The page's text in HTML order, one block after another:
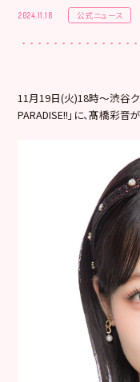
2024.11.18 公式ニュース
11月19日(火)18時～渋谷
PARADISE!!」に、髙橋彩音